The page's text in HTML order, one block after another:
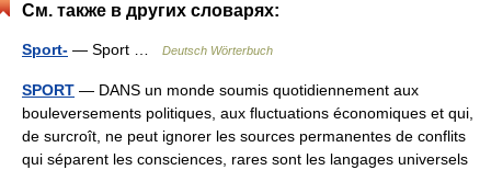
См. также в других словарях:
Sport- — Sport … Deutsch Wörterbuch
SPORT — DANS un monde soumis quotidiennement aux
bouleversements politiques, aux fluctuations économiques et qui,
de surcroît, ne peut ignorer les sources permanentes de conflits
qui séparent les consciences, rares sont les langages universels